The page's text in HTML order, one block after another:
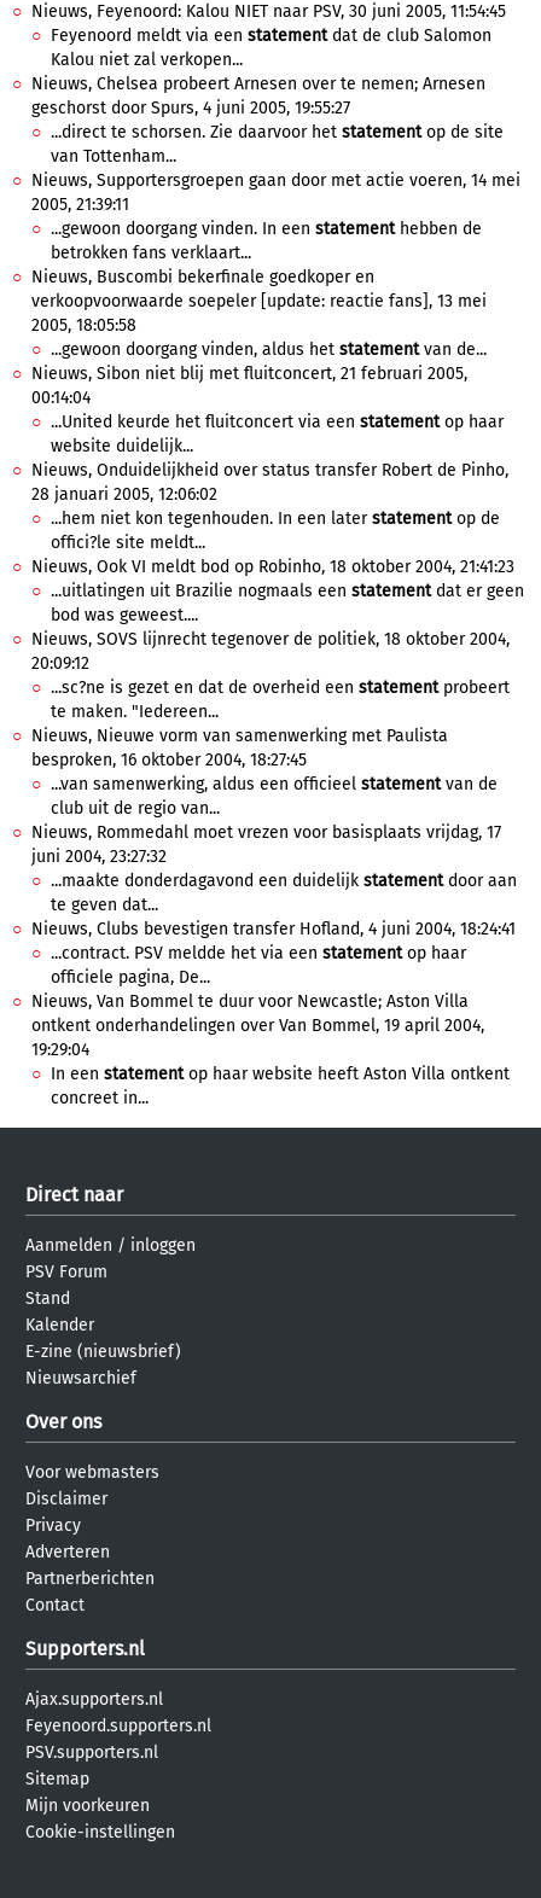
Nieuws, Feyenoord: Kalou NIET naar PSV, 30 juni 2005, 11:54:45
Feyenoord meldt via een statementdat de club Salomon
Kalou niet zal verkopen...
Nieuws, Chelsea probeert Arnesen over te nemen; Arnesen
geschorst door Spurs, 4 juni 2005, 19:55:27
...direct te schorsen. Zie daarvoor het statementop de site
van Tottenham...
Nieuws, Supportersgroepen gaan door met actie voeren, 14 mei
2005, 21:39:11
...gewoon doorgang vinden. In een statementhebben de
betrokken fans verklaart...
Nieuws, Buscombi bekerfinale goedkoper en
verkoopvoorwaarde soepeler [update: reactie fans], 13 mei
2005, 18:05:58
...gewoon doorgang vinden, aldus het statementvan de...
Nieuws, Sibon niet blij met fluitconcert, 21 februari 2005,
00:14:04
...United keurde het fluitconcert via een statementop haar
website duidelijk...
Nieuws, Onduidelijkheid over status transfer Robert de Pinho,
28 januari 2005, 12:06:02
...hem niet kon tegenhouden. In een laterstatementop de
offici?le site meldt...
Nieuws, Ook VI meldt bod op Robinho, 18 oktober 2004, 21:41:23
...uitlatingen uit Brazilie nogmaals een statementdat er geen
bod was geweest....
Nieuws, SOVS lijnrecht tegenover de politiek, 18 oktober 2004,
20:09:12
...sc?ne is gezet en dat de overheid een statementprobeert
te maken. "Iedereen...
Nieuws, Nieuwe vorm van samenwerking met Paulista
besproken, 16 oktober 2004, 18:27:45
...van samenwerking, aldus een officieel statementvan de
club uit de regio van...
Nieuws, Rommedahl moet vrezen voor basisplaats vrijdag, 17
juni 2004, 23:27:32
...maakte donderdagavond een duidelijk statementdoor aan
te geven dat...
Nieuws, Clubs bevestigen transfer Hofland, 4 juni 2004, 18:24:41
...contract. PSV meldde het via een statementop haar
officiele pagina, De...
Nieuws, Van Bommel te duur voor Newcastle; Aston Villa
ontkent onderhandelingen over Van Bommel, 19 april 2004,
19:29:04
In een statementop haar website heeft Aston Villa ontkent
concreet in...
Direct naar
Aanmelden / inloggen
PSV Forum
Stand
Kalender
E-zine (nieuwsbrief)
Nieuwsarchief
Over ons
Voor webmasters
Disclaimer
Privacy
Adverteren
Partnerberichten
Contact
Supporters.nl
Ajax.supporters.nl
Feyenoord.supporters.nl
PSV.supporters.nl
Sitemap
Mijn voorkeuren
Cookie-instellingen